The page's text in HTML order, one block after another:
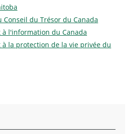
Conseil du Trésor du Canada
à l'information du Canada
à la protection de la vie privée du